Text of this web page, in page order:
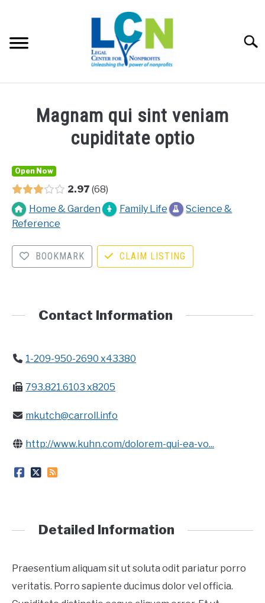
content
RESOURCES
ABOUT US
CONTACT
Magnam qui sint veniam
cupiditate optio
Open Now
2.97 68
Home & Garden
Family Life
Science &
Reference
BOOKMARK CLAIM LISTING
Contact Information
1-209-950-2690 x43380
793.821.6103 x8205
mkutch@carroll.info
http://www.kuhn.com/dolorem-qui-ea-vo...
Detailed Information
Praesentium aliquam sit ut soluta odit pariatur porro
veritatis. Porro sapiente ducimus dolor vel officia.